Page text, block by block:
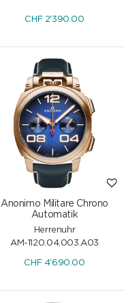
CHF2'390.00
Anonimo Militare Chrono
Automatik
Herrenuhr
AM-1120.04.003.A03
CHF4'690.00